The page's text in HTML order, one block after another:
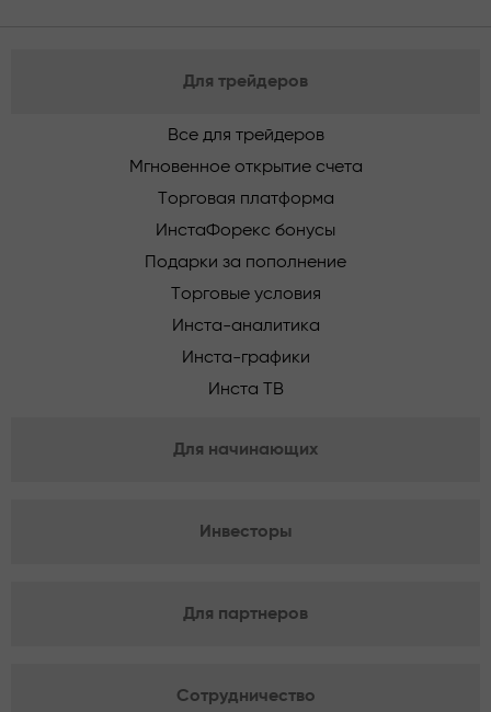
Для трейдеров
Все для трейдеров
Мгновенное открытие счета
Торговая платформа
ИнстаФорекс бонусы
Подарки за пополнение
Торговые условия
Инста-аналитика
Инста-графики
Инста ТВ
Для начинающих
Инвесторы
Для партнеров
Сотрудничество